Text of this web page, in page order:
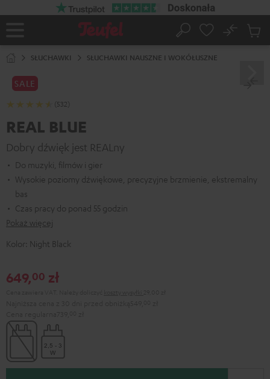
Strona
Szukaj
No
SŁUCHAWKI SŁUCHAWKI NAUSZNE I WOKÓŁUSZNE
SALE
(532)
REAL BLUE
Dobry dźwięk jest REALny
Do muzyki, filmów i gier
Wysokie poziomy dźwiękowe, precyzyjne brzmienie, ekstremalny
bas
Czas pracy do ponad 55 godzin
Pokaż więcej
Kolor: Night Black
649,00 zł